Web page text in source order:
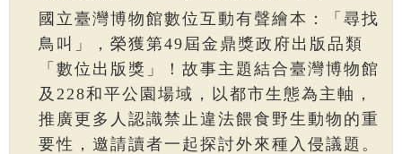
國立臺灣博物館數位互動有聲繪本：「尋找
鳥叫」，榮獲第49屆金鼎獎政府出版品類
「數位出版獎」！故事主題結合臺灣博物館
及228和平公園場域，以都市生態為主軸，
推廣更多人認識禁止違法餵食野生動物的重
要性，邀請讀者一起探討外來種入侵議題。